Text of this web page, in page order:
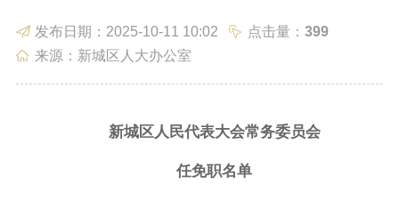
发布日期：2025-10-11 10:02 点击量： 399
来源：新城区人大办公室
新城区人民代表大会常务委员会
任免职名单